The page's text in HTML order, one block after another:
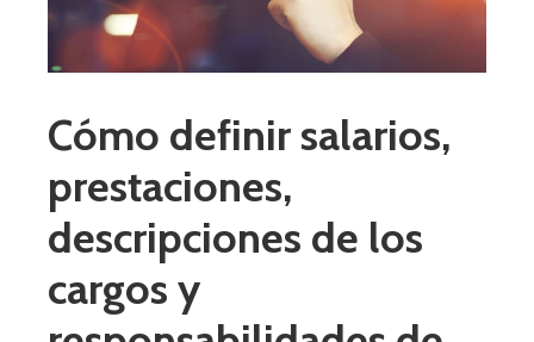
Cómo definir salarios,
prestaciones,
descripciones de los
cargos y